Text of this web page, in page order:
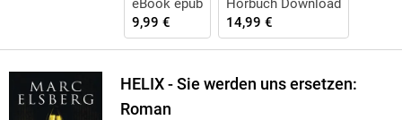
eBook epub
9,99 €
Hörbuch Download
14,99 €
HELIX - Sie werden uns ersetzen:
Roman